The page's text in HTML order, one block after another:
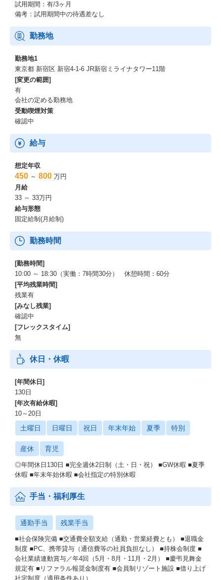
試用期間：有/3ヶ月
備考：試用期間中の待遇差なし
勤務地
勤務地1
東京都 新宿区 新宿4-1-6 JR新宿ミライナタワー11階
[変更の範囲]
有
会社の定める勤務地
受動喫煙対策
確認中
給与
想定年収
450 ～ 800 万円
月給
33 ～ 33万円
給与形態
固定給制(月給制)
勤務時間
[勤務時間]
10:00 ～ 18:30（実働：7時間30分） 休憩時間：60分
[平均残業時間]
残業有
[みなし残業]
確認中
[フレックスタイム]
無
休日・休暇
[年間休日]
130日
[年次有給休暇]
10～20日
土曜日 日曜日 祝日 年末年始 夏季 特別
産休 育児
◎年間休日130日 ■完全週休2日制（土・日・祝） ■GW休暇 ■夏季
休暇 ■年末年始休暇 ■会社指定の特別休暇
手当・福利厚生
通勤手当 残業手当
■社会保険完備 ■交通費全額支給（通勤・営業経費とも） ■退職金
制度 ■PC、携帯貸与（通信費等の社員負担なし） ■持株会制度 ■
会社業績連動賞与／年4回（5月・8月・11月・2月） ■慶弔見舞金
規定有 ■リファラル報奨金制度有 ■会員制リゾート施設 ■借り上げ
社宅制度（適用条件あり）